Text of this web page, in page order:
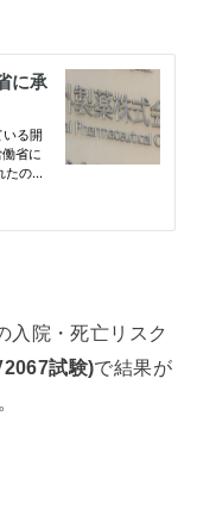
入院・死亡リスク
試験)で結果が